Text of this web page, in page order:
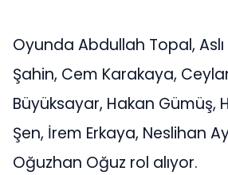
Oyunda Abdullah Topal, Aslı
Şahin, Cem Karakaya,
Büyüksayar, Hakan Gümüş,
Şen, İrem Erkaya, Neslihan
Oğuzhan Oğuz rol alıyor.